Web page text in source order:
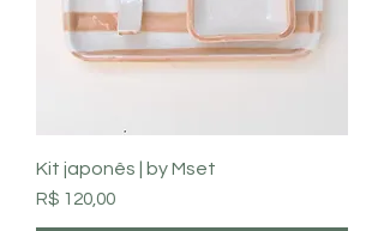
Kit japonês | by Mset
Preço
R$ 120,00